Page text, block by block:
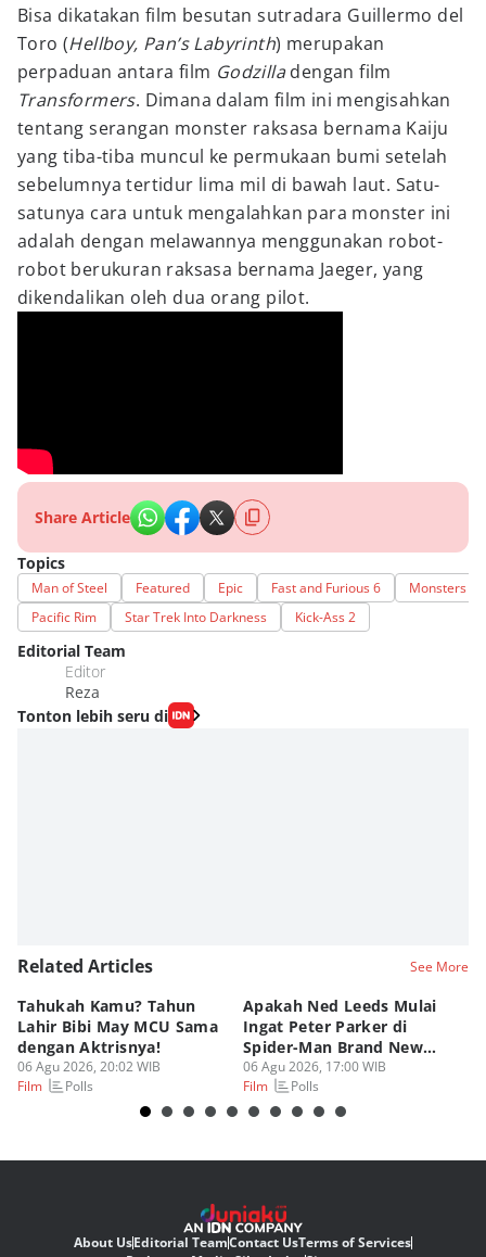
Bisa dikatakan film besutan sutradara Guillermo del
Toro (Hellboy, Pan’s Labyrinth) merupakan
perpaduan antara film Godzilladengan film
Transformers. Dimana dalam film ini mengisahkan
tentang serangan monster raksasa bernama Kaiju
yang tiba-tiba muncul ke permukaan bumi setelah
sebelumnya tertidur lima mil di bawah laut. Satu-
satunya cara untuk mengalahkan para monster ini
adalah dengan melawannya menggunakan robot-
robot berukuran raksasa bernama Jaeger, yang
dikendalikan oleh dua orang pilot.
Share Article
Topics
Man of Steel Featured Epic Fast and Furious 6
Monsters
Pacific Rim
Star Trek Into Darkness Kick-Ass 2
Editorial Team
Editor
Reza
Tonton lebih seru di
Related Articles See More
Tahukah Kamu? Tahun
Lahir Bibi May MCU Sama
dengan Aktrisnya!
06 Agu 2026, 20:02 WIB
Film
Polls
Apakah Ned Leeds Mulai
Ingat Peter Parker di
Spider-Man Brand New
Day?
06 Agu 2026, 17:00 WIB
Film
Polls
About UsEditorial TeamContact UsTerms of Services